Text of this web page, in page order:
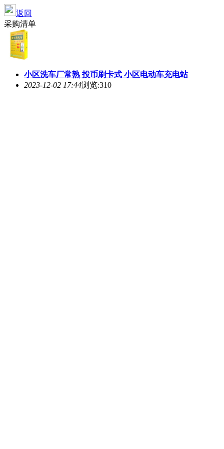
返回
采购清单
小区洗车厂常熟 投币刷卡式 小区电动车充电站
2023-12-02 17:44浏览:310